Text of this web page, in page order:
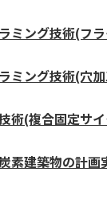
ミング技術(フ
ミング技術(穴
術(複合固定サ
素建築物の計